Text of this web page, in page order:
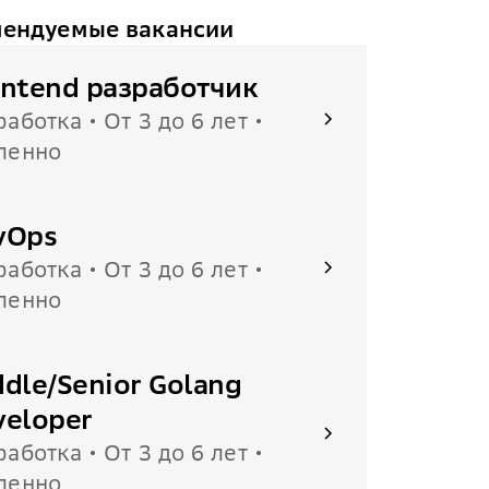
вакансии
разработчик
• От 3 до 6 лет •
• От 3 до 6 лет •
Senior Golang
• От 3 до 6 лет •